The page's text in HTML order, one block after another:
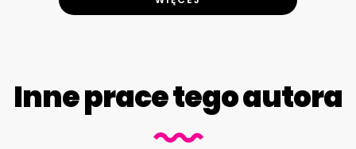
Inne prace tego autora